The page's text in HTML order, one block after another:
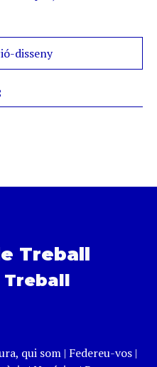
disseny
Treball
Treball
qui som| Federeu-vos|